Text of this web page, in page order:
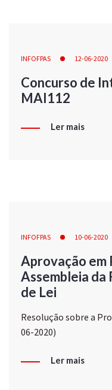
INFOFPAS 12-06-2020
Concurso de
MAI112
Ler mais
INFOFPAS 10-06-2020
Aprovação em
Assembleia da
de Lei
Resolução sobre a
06-2020)
Ler mais